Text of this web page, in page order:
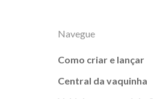
Navegue
Como criar e lançar
Central da vaquinha